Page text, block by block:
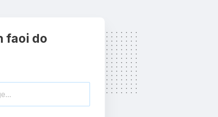
faoi do